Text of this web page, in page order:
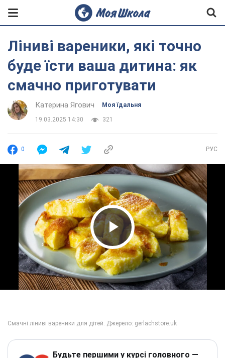
Ліниві вареники, які точно
буде їсти ваша дитина: як
смачно приготувати
Катерина Ягович Моя їдальня
19.03.2025 14:30 321
0 РУС
Play Video
Будьте першими у курсі головного —